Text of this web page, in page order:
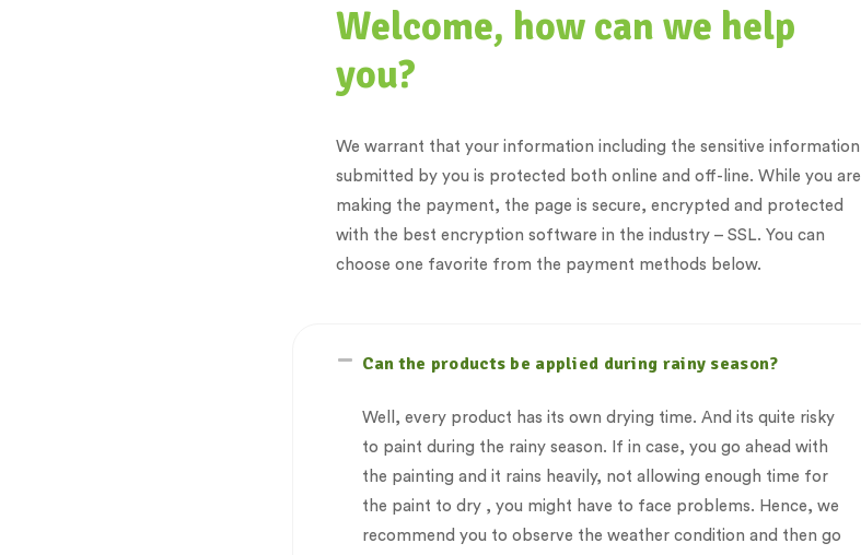
Welcome, how can we help
you?
We warrant that your information including the sensitive information
submitted by you is protected both online and off-line. While you are
making the payment, the page is secure, encrypted and protected
with the best encryption software in the industry – SSL. You can
choose one favorite from the payment methods below.
Can the products be applied during rainy season?
Well, every product has its own drying time. And its quite risky
to paint during the rainy season. If in case, you go ahead with
the painting and it rains heavily, not allowing enough time for
the paint to dry , you might have to face problems. Hence, we
recommend you to observe the weather condition and then go